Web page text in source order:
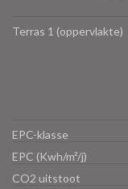
Terras 1 (oppervlakte)
EPC-klasse
EPC (Kwh/m²/j)
CO2 uitstoot